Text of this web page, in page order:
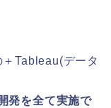
Tableau(データ
発を全て実施で